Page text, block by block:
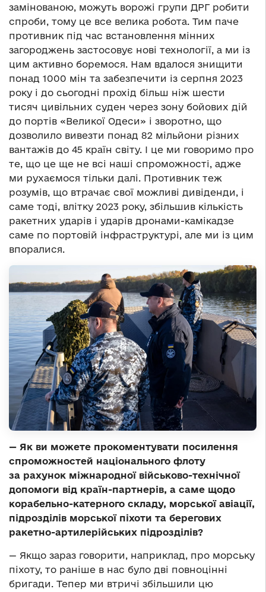
замінованою, можуть ворожі групи ДРГ робити
спроби, тому це все велика робота. Тим паче
противник під час встановлення мінних
загороджень застосовує нові технології, а ми із
цим активно боремося. Нам вдалося знищити
понад 1000 мін та забезпечити із серпня 2023
року і до сьогодні прохід більш ніж шести
тисяч цивільних суден через зону бойових дій
до портів «Великої Одеси» і зворотно, що
дозволило вивезти понад 82 мільйони різних
вантажів до 45 країн світу. І це ми говоримо про
те, що це ще не всі наші спроможності, адже
ми рухаємося тільки далі. Противник теж
розумів, що втрачає свої можливі дивіденди, і
саме тоді, влітку 2023 року, збільшив кількість
ракетних ударів і ударів дронами-камікадзе
саме по портовій інфраструктурі, але ми із цим
впоралися.
— Як ви можете прокоментувати посилення
спроможностей національного флоту
за рахунок міжнародної військово-технічної
допомоги від країн-партнерів, а саме щодо
корабельно-катерного складу, морської авіації,
підрозділів морської піхоти та берегових
ракетно-артилерійських підрозділів?
— Якщо зараз говорити, наприклад, про морську
піхоту, то раніше в нас було дві повноцінні
бригади. Тепер ми втричі збільшили цю